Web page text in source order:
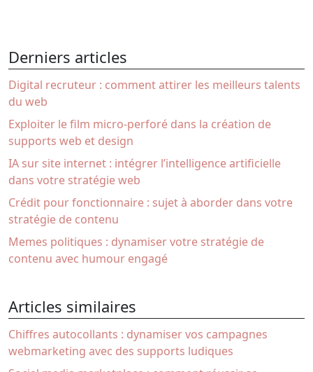
Derniers articles
Digital recruteur : comment attirer les meilleurs talents
du web
Exploiter le film micro-perforé dans la création de
supports web et design
IA sur site internet : intégrer l’intelligence artificielle
dans votre stratégie web
Crédit pour fonctionnaire : sujet à aborder dans votre
stratégie de contenu
Memes politiques : dynamiser votre stratégie de
contenu avec humour engagé
Articles similaires
Chiffres autocollants : dynamiser vos campagnes
webmarketing avec des supports ludiques